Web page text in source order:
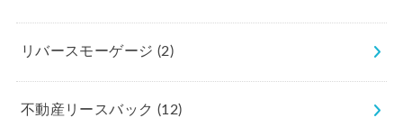
リバースモーゲージ (2)
不動産リースバック (12)